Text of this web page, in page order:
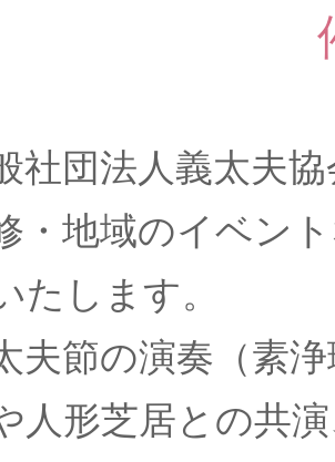
社団法人義太夫
・地域のイベン
たします。
夫節の演奏（素
人形芝居との共